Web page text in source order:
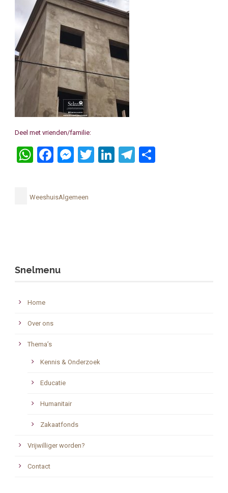
Deel met vrienden/familie:
WhatsApp
Facebook
Messenger
Twitter
LinkedIn
Telegram
WeeshuisAlgemeen
Snelmenu
Home
Over ons
Thema’s
Kennis & Onderzoek
Educatie
Humanitair
Zakaatfonds
Vrijwilliger worden?
Contact